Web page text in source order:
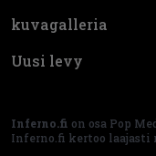
kuvagalleria
Uusi levy
Inferno.fi on osa Pop
Inferno.fi kertoo laajasti